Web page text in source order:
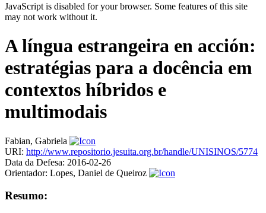
JavaScript is disabled for your browser. Some features of this site
may not work without it.
A língua estrangeira en acción:
estratégias para a docência em
contextos híbridos e
multimodais
Fabian, Gabriela
URI: http://www.repositorio.jesuita.org.br/handle/UNISINOS/5774
Data da Defesa: 2016-02-26
Orientador: Lopes, Daniel de Queiroz
Resumo: